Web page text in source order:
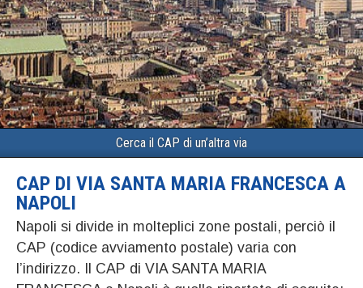
Cerca il CAP di un’altra via
CAP DI VIA SANTA MARIA FRANCESCA A
NAPOLI
Napoli si divide in molteplici zone postali, perciò il
CAP (codice avviamento postale) varia con
l’indirizzo. Il CAP di VIA SANTA MARIA